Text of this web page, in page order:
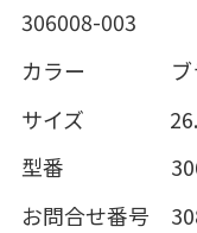
306008-003
カラー ブ
サイズ
型番
お問合せ番号